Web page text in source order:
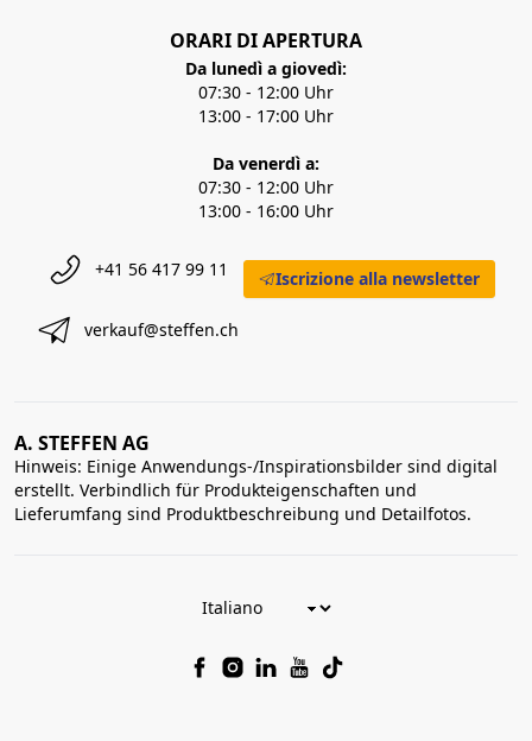
ORARI DI APERTURA
Da lunedì a giovedì:
07:30 - 12:00 Uhr
13:00 - 17:00 Uhr
Da venerdì a:
07:30 - 12:00 Uhr
13:00 - 16:00 Uhr
+41 56 417 99 11
verkauf@steffen.ch
Iscrizione alla newsletter
A. STEFFEN AG
Hinweis: Einige Anwendungs-/Inspirationsbilder sind digital
erstellt. Verbindlich für Produkteigenschaften und
Lieferumfang sind Produktbeschreibung und Detailfotos.